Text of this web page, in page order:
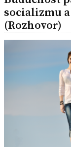
socializmu
(Rozhovor)